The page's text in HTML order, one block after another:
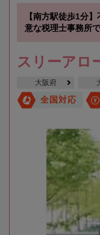
【南方駅徒歩1分
意な税理士事務所
スリーアロ
大阪府
全国対応